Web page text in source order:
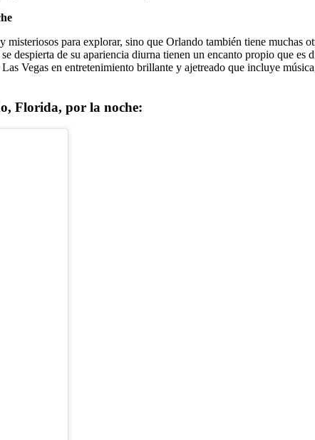
para explorar, sino que Orlando también tiene muchas
despierta de su apariencia diurna tienen un encanto propio que es
Vegas en entretenimiento brillante y ajetreado que incluye
Florida, por la noche: